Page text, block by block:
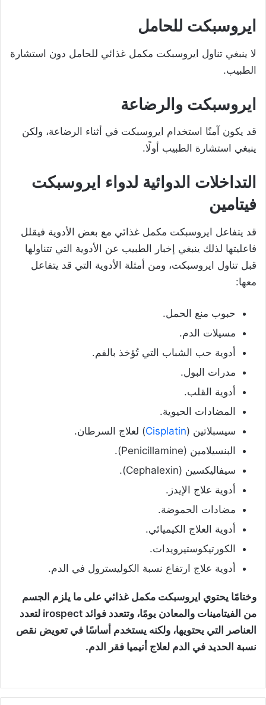
ايروسبكت للحامل
لا ينبغي تناول ايروسبكت مكمل غذائي للحامل دون استشارة
الطبيب.
ايروسبكت والرضاعة
قد يكون آمنًا استخدام ايروسبكت في أثناء الرضاعة، ولكن
ينبغي استشارة الطبيب أولًا.
التداخلات الدوائية لدواء ايروسبكت
فيتامين
قد يتفاعل ايروسبكت مكمل غذائي مع بعض الأدوية فيقلل
فاعليتها لذلك ينبغي إخبار الطبيب عن الأدوية التي تتناولها
قبل تناول ايروسبكت، ومن أمثلة الأدوية التي قد يتفاعل
معها:
حبوب منع الحمل.
مسيلات الدم.
أدوية حب الشباب التي تُؤخذ بالفم.
مدرات البول.
أدوية القلب.
المضادات الحيوية.
سيسبلاتين (Cisplatin) لعلاج السرطان.
البنسيلامين (Penicillamine).
سيفاليكسين (Cephalexin).
أدوية علاج الإيدز.
مضادات الحموضة.
أدوية العلاج الكيميائي.
الكورتيكوستيرويدات.
أدوية علاج ارتفاع نسبة الكوليسترول في الدم.
وختامًا يحتوي ايروسبكت مكمل غذائي على ما يلزم الجسم
من الفيتامينات والمعادن يومًا، وتتعدد فوائد irospect لتعدد
العناصر التي يحتويها، ولكنه يستخدم أساسًا في تعويض نقص
نسبة الحديد في الدم لعلاج أنيميا فقر الدم.